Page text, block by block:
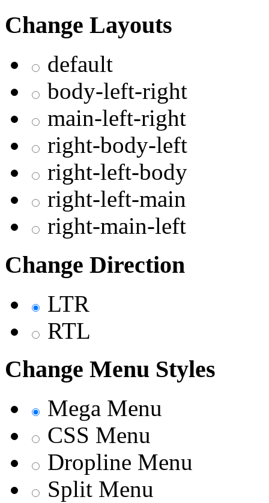
Change Layouts
default
body-left-right
main-left-right
right-body-left
right-left-body
right-left-main
right-main-left
Change Direction
LTR
RTL
Change Menu Styles
Mega Menu
CSS Menu
Dropline Menu
Split Menu